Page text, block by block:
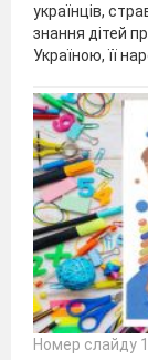
українців,
знання дітей
Україною, її
Номер слайду